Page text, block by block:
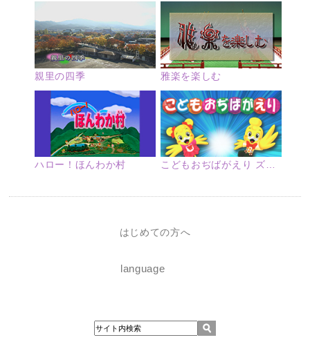
親里の四季 雅楽を楽しむ
ハロー！ほんわか村 こどもおぢばがえり ズームアップ
はじめての方へ
language